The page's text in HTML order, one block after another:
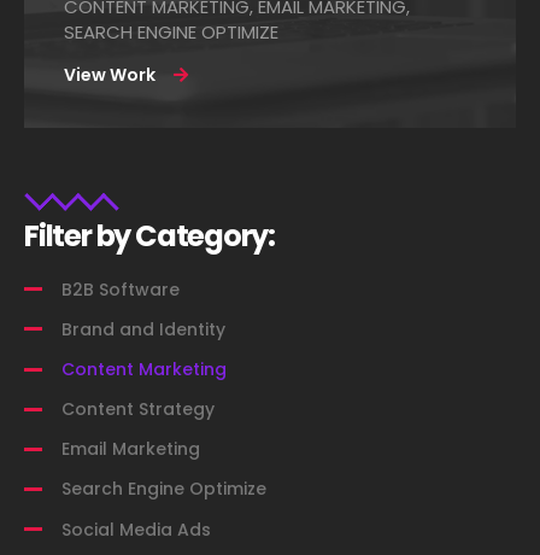
View Work
CONTENT MARKETING, EMAIL MARKETING,
SEARCH ENGINE OPTIMIZE
Filter by Category:
B2B Software
Brand and Identity
Content Marketing
Content Strategy
Email Marketing
Search Engine Optimize
Social Media Ads